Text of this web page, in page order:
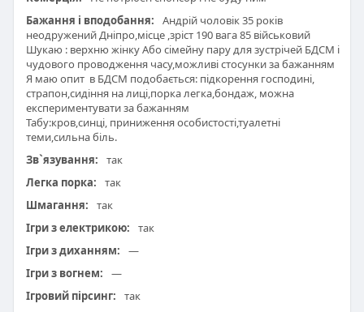
Бажання і вподобання:
Андрій чоловік 35 років
неодружений Дніпро,місце ,зріст 190 вага 85 військовий
Шукаю : верхню жінку Або сімейну пару для зустрічей БДСМ і
чудового проводження часу,можливі стосунки за бажанням
Я маю опит в БДСМ подобається: підкорення господині,
страпон,сидіння на лиці,порка легка,бондаж, можна
експериментувати за бажанням
Табу:кров,синці, приниження особистості,туалетні
теми,сильна біль.
Зв`язування:
так
Легка порка:
так
Шмагання:
так
Ігри з електрикою:
так
Ігри з диханням:
—
Ігри з вогнем:
—
Ігровий пірсинг:
так